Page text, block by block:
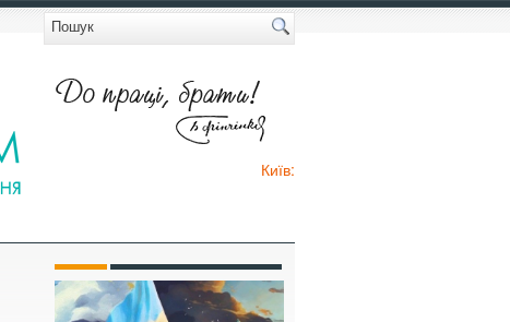
Київ: